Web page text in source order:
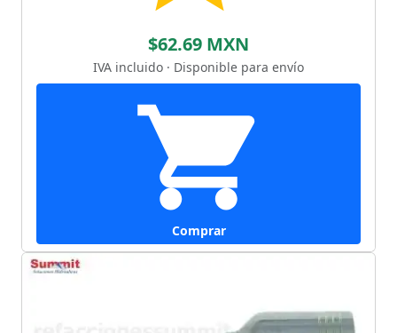
$62.69 MXN
IVA incluido · Disponible para envío
Comprar